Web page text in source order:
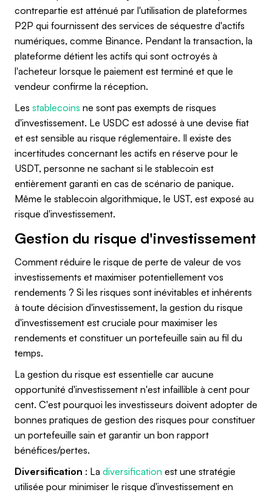
contrepartie est atténué par l'utilisation de plateformes
P2P qui fournissent des services de séquestre d'actifs
numériques, comme Binance. Pendant la transaction, la
plateforme détient les actifs qui sont octroyés à
l'acheteur lorsque le paiement est terminé et que le
vendeur confirme la réception.
Les stablecoins ne sont pas exempts de risques
d'investissement. Le USDC est adossé à une devise fiat
et est sensible au risque réglementaire. Il existe des
incertitudes concernant les actifs en réserve pour le
USDT, personne ne sachant si le stablecoin est
entièrement garanti en cas de scénario de panique.
Même le stablecoin algorithmique, le UST, est exposé au
risque d'investissement.
Gestion du risque d'investissement
Comment réduire le risque de perte de valeur de vos
investissements et maximiser potentiellement vos
rendements ? Si les risques sont inévitables et inhérents
à toute décision d'investissement, la gestion du risque
d'investissement est cruciale pour maximiser les
rendements et constituer un portefeuille sain au fil du
temps.
La gestion du risque est essentielle car aucune
opportunité d'investissement n'est infaillible à cent pour
cent. C'est pourquoi les investisseurs doivent adopter de
bonnes pratiques de gestion des risques pour constituer
un portefeuille sain et garantir un bon rapport
bénéfices/pertes.
Diversification : La diversification est une stratégie
utilisée pour minimiser le risque d'investissement en